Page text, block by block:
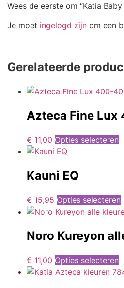
Wees de eerste om “Katia
Je moet ingelogd zijn om een
Gerelateerde
Azteca Fine
€ 11,00 Opties selecteren
Kauni EQ
€ 15,95 Opties selecteren
Noro Kureyon
€ 11,00 Opties selecteren